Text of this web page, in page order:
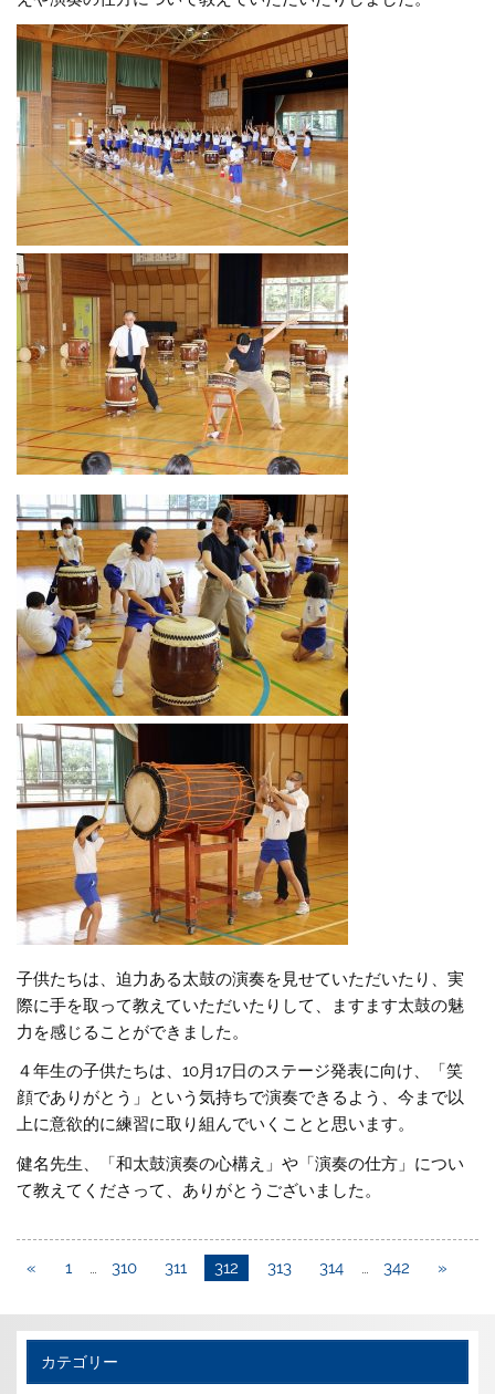
子供たちは、迫力ある太鼓の演奏を見せていただいたり、実
際に手を取って教えていただいたりして、ますます太鼓の魅
力を感じることができました。
４年生の子供たちは、10月17日のステージ発表に向け、「笑
顔でありがとう」という気持ちで演奏できるよう、今まで以
上に意欲的に練習に取り組んでいくことと思います。
健名先生、「和太鼓演奏の心構え」や「演奏の仕方」につい
て教えてくださって、ありがとうございました。
« 1 … 310 311 312 313 314 … 342 »
カテゴリー